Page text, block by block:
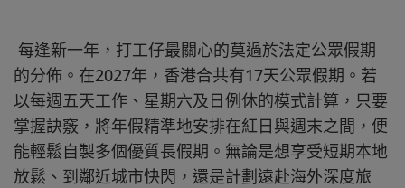
每逢新一年，打工仔最關心的莫過於法定公眾假期
的分佈。在2027年，香港合共有17天公眾假期。若
以每週五天工作、星期六及日例休的模式計算，只要
掌握訣竅，將年假精準地安排在紅日與週末之間，便
能輕鬆自製多個優質長假期。無論是想享受短期本地
放鬆、到鄰近城市快閃，還是計劃遠赴海外深度旅